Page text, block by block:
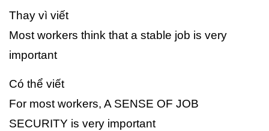
Thay vì viết
Most workers think that a stable job is very
important
Có thể viết
For most workers, A SENSE OF JOB
SECURITY is very important